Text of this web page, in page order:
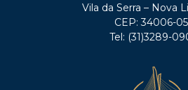
Vila da Serra – Nova
CEP: 34006-
Tel: (31)3289-